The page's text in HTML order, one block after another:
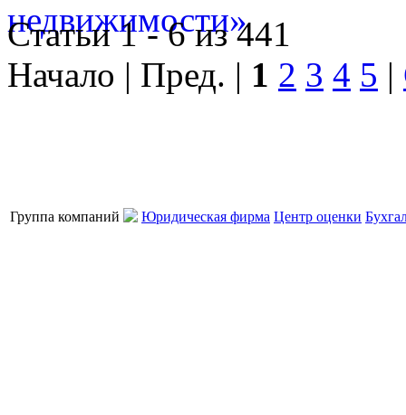
Статьи 1 - 6 из 441
Начало | Пред. | 1 2 3 4 5 |
Группа компаний Юридическая фирма Центр оценки